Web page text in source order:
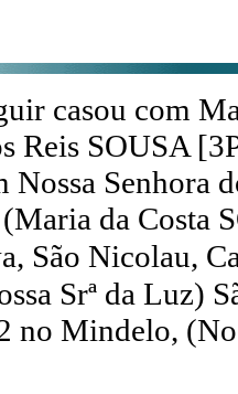
casou com
Reis SOUSA
Nossa Senhora
da Costa
São Nicolau,
Srª da Luz)
no Mindelo,